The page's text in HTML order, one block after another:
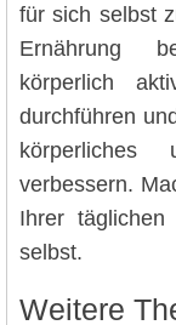
für sich selbst
Ernährung
körperlich
durchführen
körperliches
verbessern.
Ihrer
selbst.
Weitere